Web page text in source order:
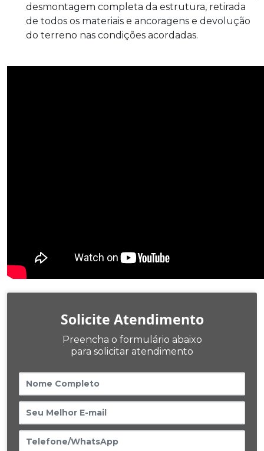
desmontagem completa da estrutura, retirada
de todos os materiais e ancoragens e devolução
do terreno nas condições acordadas.
Solicite Atendimento
Preencha o formulário abaixo
para solicitar atendimento